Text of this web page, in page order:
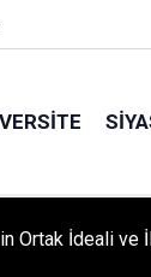
MERHABA’